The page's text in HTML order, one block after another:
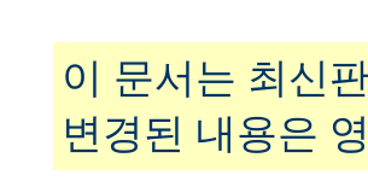
이 문서는 최신
변경된 내용은